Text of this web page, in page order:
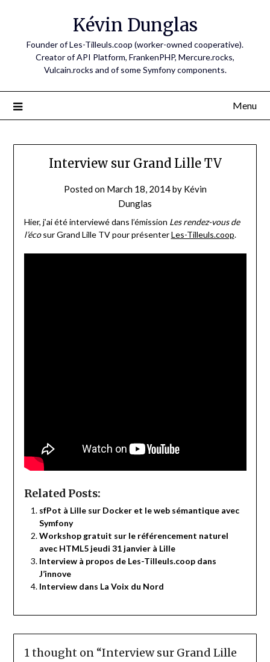
Kévin Dunglas
Founder of Les-Tilleuls.coop (worker-owned cooperative).
Creator of API Platform, FrankenPHP, Mercure.rocks,
Vulcain.rocks and of some Symfony components.
Menu
Interview sur Grand Lille TV
Posted on March 18, 2014by Kévin
Dunglas
Hier, j’ai été interviewé dans l’émission Les rendez-vous de
l’écosur Grand Lille TV pour présenterLes-Tilleuls.coop.
Related Posts:
sfPot à Lille sur Docker et le web sémantique avec
Symfony
Workshop gratuit sur le référencement naturel
avec HTML5 jeudi 31 janvier à Lille
Interview à propos de Les-Tilleuls.coop dans
J’innove
Interview dans La Voix du Nord
1 thought on “Interview sur Grand Lille